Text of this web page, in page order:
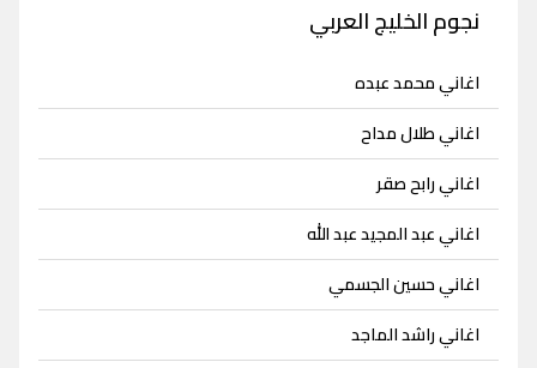
نجوم الخليج العربي
اغاني محمد عبده
اغاني طلال مداح
اغاني رابح صقر
اغاني عبد المجيد عبد الله
اغاني حسين الجسمي
اغاني راشد الماجد